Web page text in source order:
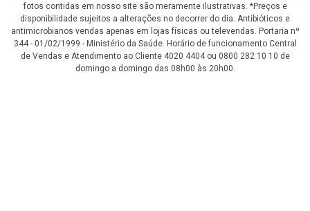
fotos contidas em nosso site são meramente ilustrativas. *Preços e
disponibilidade sujeitos a alterações no decorrer do dia. Antibióticos e
antimicrobianos vendas apenas em lojas físicas ou televendas. Portaria nº
344 - 01/02/1999 - Ministério da Saúde. Horário de funcionamento Central
de Vendas e Atendimento ao Cliente 4020 4404 ou 0800 282 10 10 de
domingo a domingo das 08h00 às 20h00.